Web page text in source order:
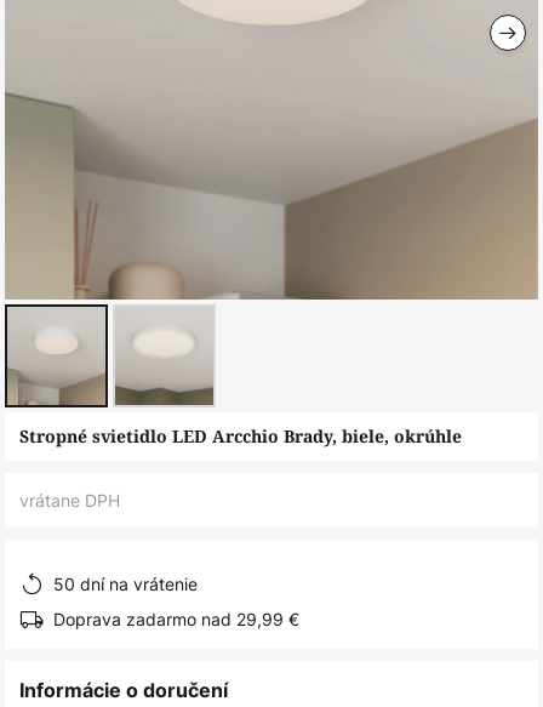
Preskočiť
Stropné svietidlo LED Arcchio Brady, biele, okrúhle
vrátane DPH
50 dní na vrátenie
Doprava zadarmo nad 29,99 €
Informácie o doručení